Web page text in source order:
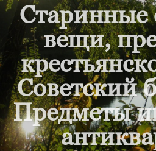
Старинные
вещи,
Советский
Предметы